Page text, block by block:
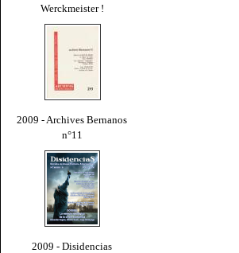
Werckmeister !
2009 - Archives Bernanos
n°11
2009 - Disidencias